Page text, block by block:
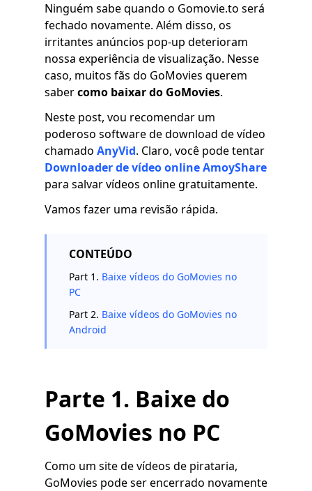
Ninguém sabe quando o Gomovie.to será
fechado novamente. Além disso, os
irritantes anúncios pop-up deterioram
nossa experiência de visualização. Nesse
caso, muitos fãs do GoMovies querem
sabercomo baixar do GoMovies.
Neste post, vou recomendar um
poderoso software de download de vídeo
chamado AnyVid. Claro, você pode tentar
Downloader de vídeo online AmoyShare
para salvar vídeos online gratuitamente.
Vamos fazer uma revisão rápida.
CONTEÚDO
Part 1. Baixe vídeos do GoMovies no
PC
Part 2. Baixe vídeos do GoMovies no
Android
Parte 1. Baixe do
GoMovies no PC
Como um site de vídeos de pirataria,
GoMovies pode ser encerrado novamente